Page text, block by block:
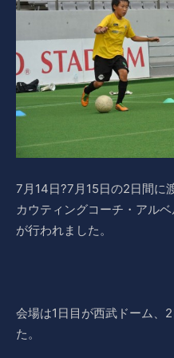
7月14日?7月15日の2日間に
カウティングコーチ・アル
が行われました。
会場は1日目が西武ドーム、
た。